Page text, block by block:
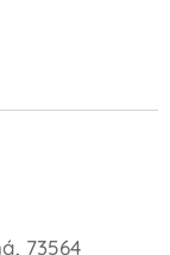
73564